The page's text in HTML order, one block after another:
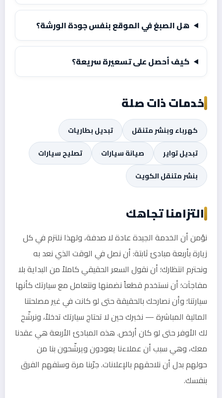
هل الصبغ في الموقع بنفس جودة الورشة؟
كيف أحصل على تسعيرة سريعة؟
خدمات ذات صلة
كهرباء وبنشر متنقل
تبديل بطاريات
تبديل تواير
صيانة سيارات
تصليح سيارات
بنشر متنقل الكويت
التزامنا تجاهك
نؤمن أن الخدمة الجيدة عادة لا صدفة، ولهذا نلتزم في كل
زيارة بأربعة مبادئ ثابتة: أن نصل في الوقت الذي نعد به
ونحترم انتظارك؛ أن نقول السعر الحقيقي كاملاً من البداية بلا
مفاجآت؛ أن نستخدم قطعاً نضمنها ونتعامل مع سيارتك كأنها
سيارتنا؛ وأن نصارحك بالحقيقة حتى لو كانت في غير مصلحتنا
المالية المباشرة — نخبرك حين لا تحتاج سيارتك تدخلاً، ونرشّح
لك الأوفر حتى لو كان أرخص. هذه المبادئ الأربعة هي عقدنا
معك، وهي سبب أن عملاءنا يعودون ويرشّحون بنا من
حولهم بدل أن نلاحقهم بالإعلانات. جرّبنا مرة وستفهم الفرق
بنفسك.